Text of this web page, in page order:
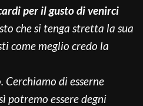
per il gusto di venirci
che si tenga stretta la sua
come meglio credo la
di esserne
potremo essere degni